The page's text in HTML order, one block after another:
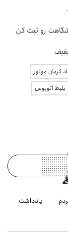
کرمان موتور
بلیط اتوبوس
یادداشت